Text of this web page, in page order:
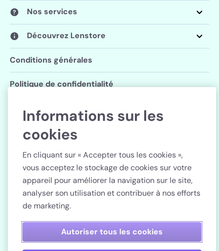
Nos services
Découvrez Lenstore
Conditions générales
Politique de confidentialité
Paramètres des cookies
Suivez Lenstore
Pays
Paiement sécurisé
Informations sur les
cookies
En cliquant sur « Accepter tous les cookies »,
vous acceptez le stockage de cookies sur votre
appareil pour améliorer la navigation sur le site,
analyser son utilisation et contribuer à nos efforts
de marketing.
Autoriser tous les cookies